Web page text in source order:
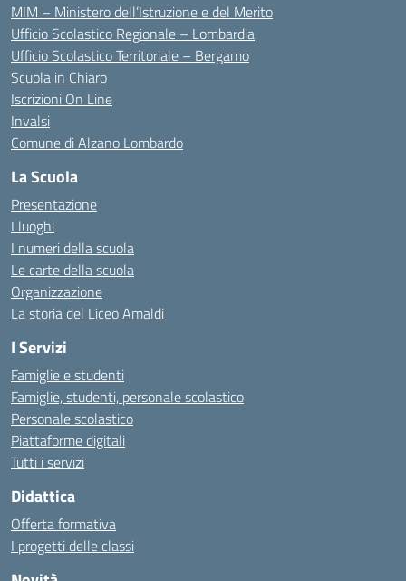
MIM – Ministero dell’Istruzione e del Merito
Ufficio Scolastico Regionale – Lombardia
Ufficio Scolastico Territoriale – Bergamo
Scuola in Chiaro
Iscrizioni On Line
Invalsi
Comune di Alzano Lombardo
La Scuola
Presentazione
I luoghi
I numeri della scuola
Le carte della scuola
Organizzazione
La storia del Liceo Amaldi
I Servizi
Famiglie e studenti
Famiglie, studenti, personale scolastico
Personale scolastico
Piattaforme digitali
Tutti i servizi
Didattica
Offerta formativa
I progetti delle classi